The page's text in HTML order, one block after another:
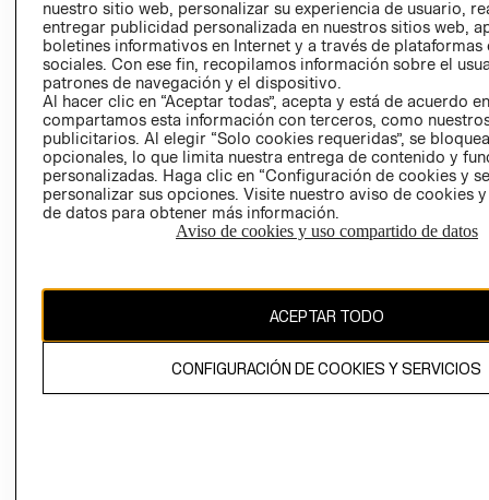
INVERSIONISTAS
POLÍTICA
EMPRESARIAL
TIENDA
TÉRMINOS Y
CONDICIONES
AVISO DE
PRIVACIDAD
GIFT CARD
AVISO DE
COOKIES
Chile ($)
nuestro sitio web, personalizar su experiencia de usuario,
entregar publicidad personalizada en nuestros sitios web,
boletines informativos en Internet y a través de plataformas
sociales. Con ese fin, recopilamos información sobre el
patrones de navegación y el dispositivo.
Al hacer clic en “Aceptar todas”, acepta y está de acuerdo
compartamos esta información con terceros, como
publicitarios. Al elegir “Solo cookies requeridas”, se
opcionales, lo que limita nuestra entrega de contenido y
personalizadas. Haga clic en “Configuración de cookies y
personalizar sus opciones. Visite nuestro aviso de cookies
de datos para obtener más información.
Aviso de cookies y uso compartido de datos
ACEPTAR TODO
CONFIGURACIÓN DE COOKIES Y SERVICIOS